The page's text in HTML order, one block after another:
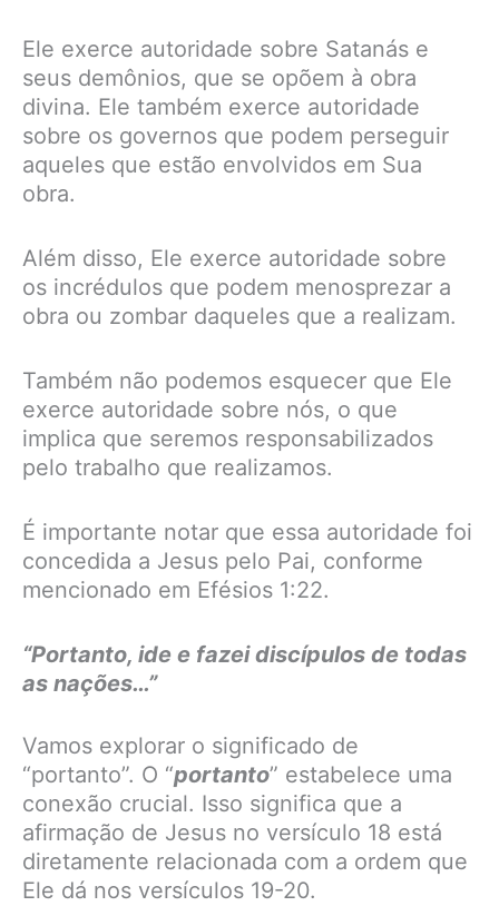
Ele exerce autoridade sobre Satanás e
seus demônios, que se opõem à obra
divina. Ele também exerce autoridade
sobre os governos que podem perseguir
aqueles que estão envolvidos em Sua
obra.
Além disso, Ele exerce autoridade sobre
os incrédulos que podem menosprezar a
obra ou zombar daqueles que a realizam.
Também não podemos esquecer que Ele
exerce autoridade sobre nós, o que
implica que seremos responsabilizados
pelo trabalho que realizamos.
É importante notar que essa autoridade foi
concedida a Jesus pelo Pai, conforme
mencionado em Efésios 1:22.
“Portanto, ide e fazei discípulos de todas
as nações…”
Vamos explorar o significado de
“portanto”. O “portanto” estabelece uma
conexão crucial. Isso significa que a
afirmação de Jesus no versículo 18 está
diretamente relacionada com a ordem que
Ele dá nos versículos 19-20.